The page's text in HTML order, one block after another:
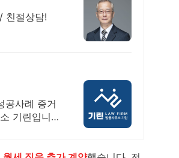
친절상담!
공사례 증거
기린입니